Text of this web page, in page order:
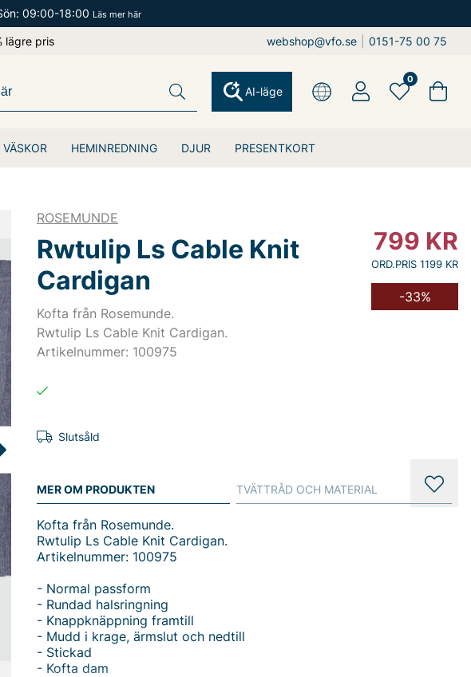
09:00-18:00 Läs mer här
lägre pris webshop@vfo.se 0151-75 00 75
VÄSKOR HEMINREDNING DJUR PRESENTKORT
AI-läge
0
ROSEMUNDE
Rwtulip Ls Cable Knit
Cardigan
Kofta från Rosemunde.
Rwtulip Ls Cable Knit Cardigan.
Artikelnummer: 100975
799 KR
ORD.PRIS 1199 KR
-33%
Slutsåld
MER OM PRODUKTEN
Kofta från Rosemunde.
Rwtulip Ls Cable Knit Cardigan.
Artikelnummer: 100975
- Normal passform
- Rundad halsringning
- Knappknäppning framtill
- Mudd i krage, ärmslut och nedtill
- Stickad
- Kofta dam
TVÄTTRÅD OCH MATERIAL